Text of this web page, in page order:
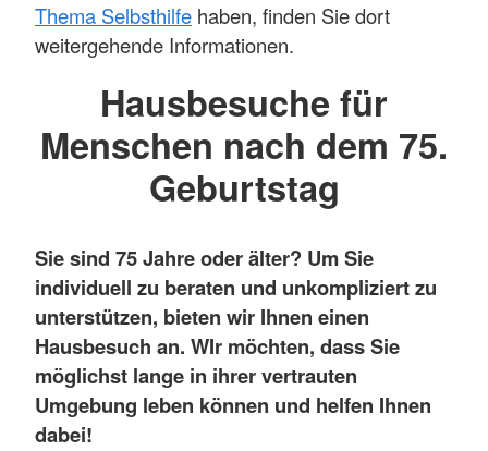
Thema Selbsthilfe haben, finden Sie dort
weitergehende Informationen.
Hausbesuche für
Menschen nach dem 75.
Geburtstag
Sie sind 75 Jahre oder älter? Um Sie
individuell zu beraten und unkompliziert zu
unterstützen, bieten wir Ihnen einen
Hausbesuch an. WIr möchten, dass Sie
möglichst lange in ihrer vertrauten
Umgebung leben können und helfen Ihnen
dabei!